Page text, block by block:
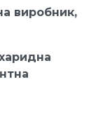
виробник,